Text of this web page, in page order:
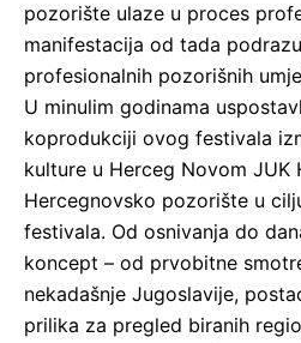
pozorište ulaze u proces
manifestacija od tada
profesionalnih pozorišnih
U minulim godinama
koprodukciji ovog festivala
kulture u Herceg Novom JUK
Hercegnovsko pozorište u
festivala. Od osnivanja do
koncept – od prvobitne
nekadašnje Jugoslavije,
prilika za pregled biranih